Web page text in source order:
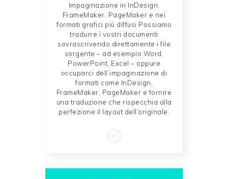
Impaginazione in InDesign,
FrameMaker, PageMaker e nei
formati grafici più diffusi Possiamo
tradurre i vostri documenti
sovrascrivendo direttamente i file
sorgente – ad esempio Word,
PowerPoint, Excel – oppure
occuparci dell’impaginazione di
formati come InDesign,
FrameMaker, PageMaker e fornire
una traduzione che rispecchia alla
perfezione il layout dell’originale.